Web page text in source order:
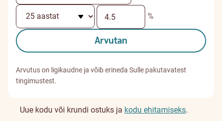
%
Arvutan
Arvutus on ligikaudne ja võib erineda Sulle pakutavatest
tingimustest.
Uue kodu või krundi ostuks ja kodu ehitamiseks.